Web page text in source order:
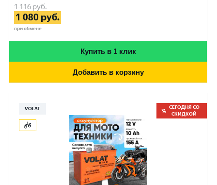
1 116руб.
1 080 руб.
при обмене
Купить в 1 клик
Добавить в корзину
VOLAT
СЕГОДНЯ СО
СКИДКОЙ